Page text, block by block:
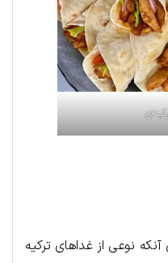
نوعی از غداهای ترکیه